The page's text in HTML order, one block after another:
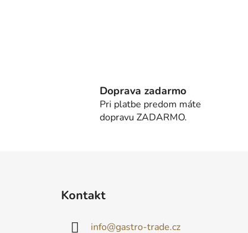
Doprava zadarmo
Pri platbe predom máte
dopravu ZADARMO.
Kontakt
info@gastro-trade.cz